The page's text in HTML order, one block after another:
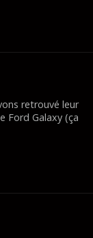
retrouvé leur
Ford Galaxy (ça